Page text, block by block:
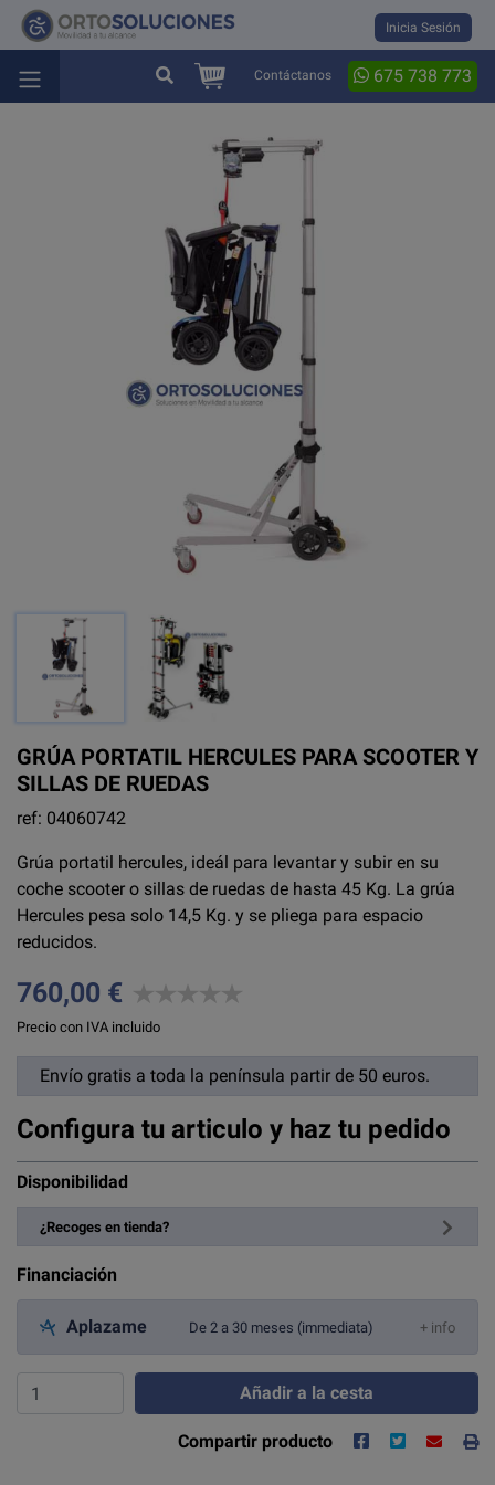
Inicia Sesión
Contáctanos 675 738 773
GRÚA PORTATIL HERCULES PARA SCOOTER Y
SILLAS DE RUEDAS
ref: 04060742
Grúa portatil hercules, ideál para levantar y subir en su
coche scooter o sillas de ruedas de hasta 45 Kg. La grúa
Hercules pesa solo 14,5 Kg. y se pliega para espacio
reducidos.
760,00 €
Precio con IVA incluido
Envío gratis a toda la península partir de 50 euros.
Configura tu articulo y haz tu pedido
Disponibilidad
¿Recoges en tienda?
Financiación
Aplazame De 2 a 30 meses (immediata) + info
Añadir a la cesta
Compartir producto